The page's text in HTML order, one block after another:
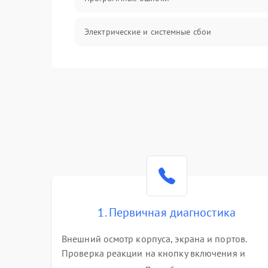
Электрические и системные сбои
Система охлаждения
1. Первичная диагностика
Внешний осмотр корпуса, экрана и портов.
Проверка реакции на кнопку включения и